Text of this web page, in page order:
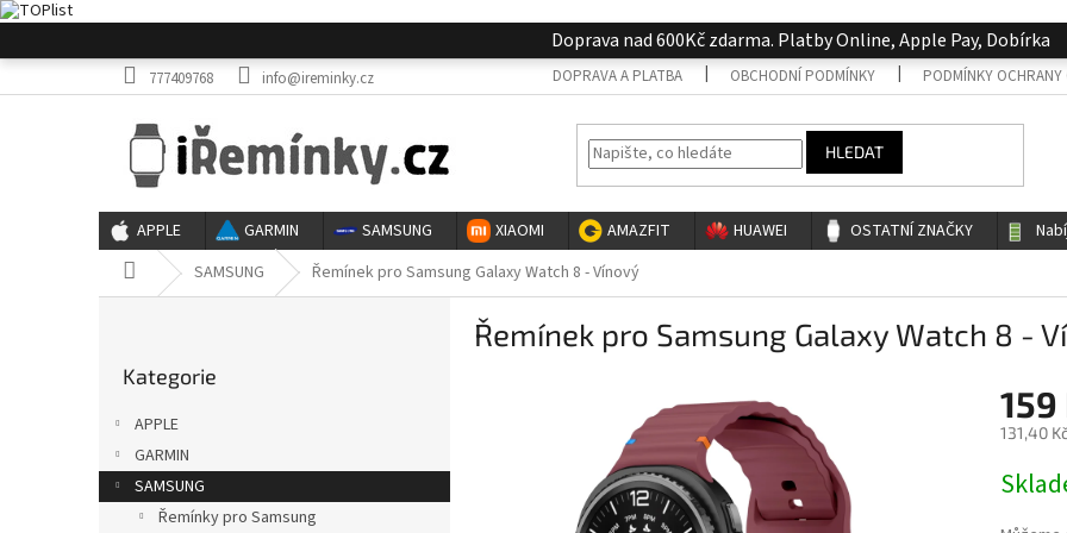
na
Doprava nad 600Kč zdarma. Platby Online, Apple Pay, Dobírka
777409768 info@ireminky.cz DOPRAVA A PLATBA OBCHODNÍ PODMÍNKY PODMÍNKY OCHRANY
HLEDAT
APPLE GARMIN SAMSUNG XIAOMI AMAZFIT HUAWEI OSTATNÍ ZNAČKY
Domů SAMSUNG Řemínek pro Samsung Galaxy Watch 8 - Vínový
n
kategorie
Kategorie
APPLE
GARMIN
SAMSUNG
Řemínky pro Samsung
Řemínek pro Samsung Galaxy Watch 8 -
159
131,40
cena: